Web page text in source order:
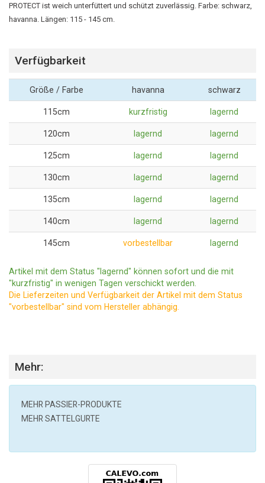
PROTECT ist weich unterfüttert und schützt zuverlässig. Farbe: schwarz,
havanna. Längen: 115 - 145 cm.
Verfügbarkeit
Größe / Farbe havanna schwarz
115cm kurzfristig lagernd
120cm lagernd lagernd
125cm lagernd lagernd
130cm lagernd lagernd
135cm lagernd lagernd
140cm lagernd lagernd
145cm vorbestellbar lagernd
Artikel mit dem Status "lagernd" können sofort und die mit
"kurzfristig" in wenigen Tagen verschickt werden.
Die Lieferzeiten und Verfügbarkeit der Artikel mit dem Status
"vorbestellbar" sind vom Hersteller abhängig.
Mehr:
MEHR PASSIER-PRODUKTE
MEHR SATTELGURTE